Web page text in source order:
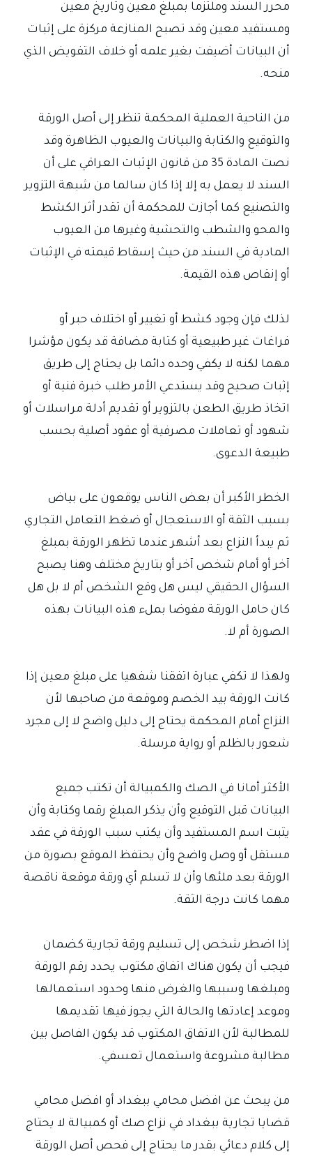
محرر السند وملتزما بمبلغ معين وتاريخ معين
ومستفيد معين وقد تصبح المنازعة مركزة على إثبات
أن البيانات أضيفت بغير علمه أو خلاف التفويض الذي
منحه.
من الناحية العملية المحكمة تنظر إلى أصل الورقة
والتوقيع والكتابة والبيانات والعيوب الظاهرة وقد
نصت المادة 35 من قانون الإثبات العراقي على أن
السند لا يعمل به إلا إذا كان سالما من شبهة التزوير
والتصنيع كما أجازت للمحكمة أن تقدر أثر الكشط
والمحو والشطب والتحشية وغيرها من العيوب
المادية في السند من حيث إسقاط قيمته في الإثبات
أو إنقاص هذه القيمة.
لذلك فإن وجود كشط أو تغيير أو اختلاف حبر أو
فراغات غير طبيعية أو كتابة مضافة قد يكون مؤشرا
مهما لكنه لا يكفي وحده دائما بل يحتاج إلى طريق
إثبات صحيح وقد يستدعي الأمر طلب خبرة فنية أو
اتخاذ طريق الطعن بالتزوير أو تقديم أدلة مراسلات أو
شهود أو تعاملات مصرفية أو عقود أصلية بحسب
طبيعة الدعوى.
الخطر الأكبر أن بعض الناس يوقعون على بياض
بسبب الثقة أو الاستعجال أو ضغط التعامل التجاري
ثم يبدأ النزاع بعد أشهر عندما تظهر الورقة بمبلغ
آخر أو أمام شخص آخر أو بتاريخ مختلف وهنا يصبح
السؤال الحقيقي ليس هل وقع الشخص أم لا بل هل
كان حامل الورقة مفوضا بملء هذه البيانات بهذه
الصورة أم لا.
ولهذا لا تكفي عبارة اتفقنا شفهيا على مبلغ معين إذا
كانت الورقة بيد الخصم وموقعة من صاحبها لأن
النزاع أمام المحكمة يحتاج إلى دليل واضح لا إلى مجرد
شعور بالظلم أو رواية مرسلة.
الأكثر أمانا في الصك والكمبيالة أن تكتب جميع
البيانات قبل التوقيع وأن يذكر المبلغ رقما وكتابة وأن
يثبت اسم المستفيد وأن يكتب سبب الورقة في عقد
مستقل أو وصل واضح وأن يحتفظ الموقع بصورة من
الورقة بعد ملئها وأن لا تسلم أي ورقة موقعة ناقصة
مهما كانت درجة الثقة.
إذا اضطر شخص إلى تسليم ورقة تجارية كضمان
فيجب أن يكون هناك اتفاق مكتوب يحدد رقم الورقة
ومبلغها وسببها والغرض منها وحدود استعمالها
وموعد إعادتها والحالة التي يجوز فيها تقديمها
للمطالبة لأن الاتفاق المكتوب قد يكون الفاصل بين
مطالبة مشروعة واستعمال تعسفي.
من يبحث عن افضل محامي ببغداد أو افضل محامي
قضايا تجارية ببغداد في نزاع صك أو كمبيالة لا يحتاج
إلى كلام دعائي بقدر ما يحتاج إلى فحص أصل الورقة